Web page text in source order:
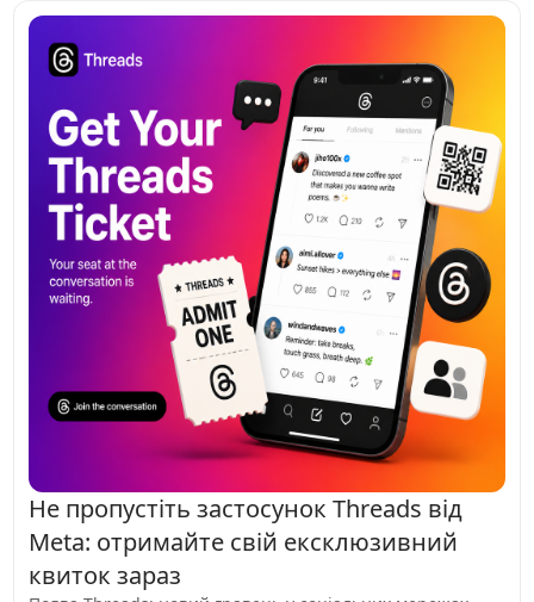
критикою через непослідовне застосування правил, а
Kick набирає обертів, вибір вже не такий очевидний, як
раніше. У цьому посібнику ми порівнюємо Kick проти
Twitch за розміром аудиторії, монетизацією, політикою
контенту та видимістю, щоб допомогти вам вирішити, де
будувати свою стрімінгову кар'єру.
Не пропустіть застосунок Threads від
Meta: отримайте свій ексклюзивний
квиток зараз